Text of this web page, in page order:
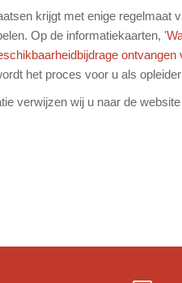
krijgt met enige regelmaat
Op de informatiekaarten, '
het proces voor u als
verwijzen wij u naar de